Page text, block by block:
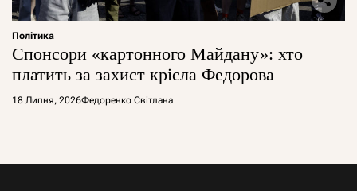
Політика
Спонсори «картонного Майдану»: хто
платить за захист крісла Федорова
18 Липня, 2026Федоренко Світлана